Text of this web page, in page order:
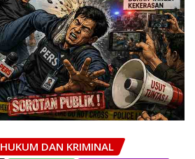
HUKUM DAN KRIMINAL